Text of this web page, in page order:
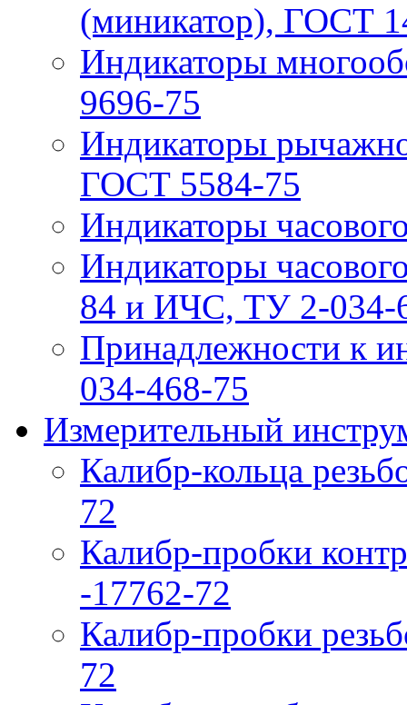
(миникатор), ГОСТ
Индикаторы
9696-75
Индикаторы
ГОСТ 5584-75
Индикаторы
Индикаторы
84 и ИЧС, ТУ 2-034-
Принадлежности к
034-468-75
Измерительный
Калибр-кольца
72
Калибр-пробки
-17762-72
Калибр-пробки
72